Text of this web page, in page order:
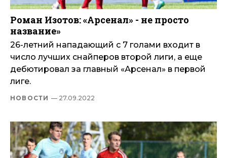
Роман Изотов: «Арсенал» - не просто
название»
26-летний нападающий с 7 голами входит в
число лучших снайперов второй лиги, а еще
дебютировал за главный «Арсенал» в первой
лиге.
НОВОСТИ — 27.09.2022